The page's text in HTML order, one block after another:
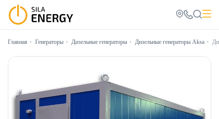
Главная Генераторы Дизельные генераторы Дизельные генераторы Aksa